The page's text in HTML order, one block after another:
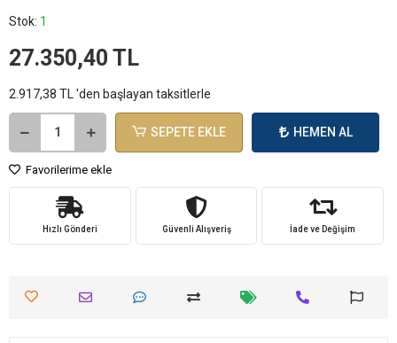
Stok: 1
27.350,40 TL
2.917,38 TL 'den başlayan taksitlerle
SEPETE EKLE HEMEN AL
Favorilerime ekle
Hızlı Gönderi Güvenli Alışveriş İade ve Değişim